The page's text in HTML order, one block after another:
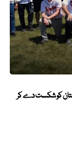
کو شکست دے کر